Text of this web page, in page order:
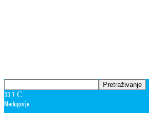
33.7 C
Međugorje